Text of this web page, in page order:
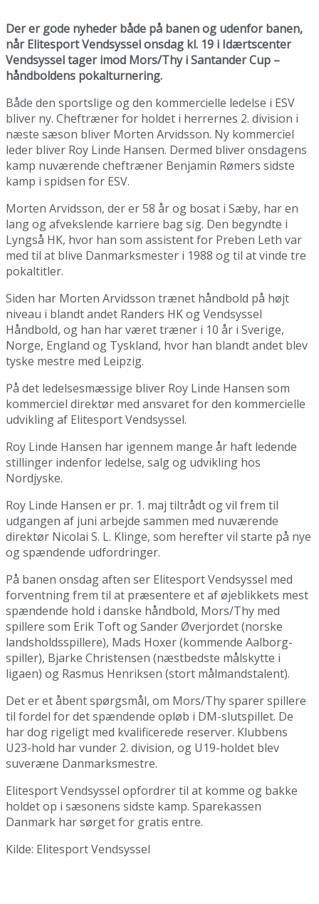
Der er gode nyheder både på banen og udenfor banen,
når Elitesport Vendsyssel onsdag kl. 19 i Idærtscenter
Vendsyssel tager imod Mors/Thy i Santander Cup –
håndboldens pokalturnering.
Både den sportslige og den kommercielle ledelse i ESV
bliver ny. Cheftræner for holdet i herrernes 2. division i
næste sæson bliver Morten Arvidsson. Ny kommerciel
leder bliver Roy Linde Hansen. Dermed bliver onsdagens
kamp nuværende cheftræner Benjamin Rømers sidste
kamp i spidsen for ESV.
Morten Arvidsson, der er 58 år og bosat i Sæby, har en
lang og afvekslende karriere bag sig. Den begyndte i
Lyngså HK, hvor han som assistent for Preben Leth var
med til at blive Danmarksmester i 1988 og til at vinde tre
pokaltitler.
Siden har Morten Arvidsson trænet håndbold på højt
niveau i blandt andet Randers HK og Vendsyssel
Håndbold, og han har været træner i 10 år i Sverige,
Norge, England og Tyskland, hvor han blandt andet blev
tyske mestre med Leipzig.
På det ledelsesmæssige bliver Roy Linde Hansen som
kommerciel direktør med ansvaret for den kommercielle
udvikling af Elitesport Vendsyssel.
Roy Linde Hansen har igennem mange år haft ledende
stillinger indenfor ledelse, salg og udvikling hos
Nordjyske.
Roy Linde Hansen er pr. 1. maj tiltrådt og vil frem til
udgangen af juni arbejde sammen med nuværende
direktør Nicolai S. L. Klinge, som herefter vil starte på nye
og spændende udfordringer.
På banen onsdag aften ser Elitesport Vendsyssel med
forventning frem til at præsentere et af øjeblikkets mest
spændende hold i danske håndbold, Mors/Thy med
spillere som Erik Toft og Sander Øverjordet (norske
landsholdsspillere), Mads Hoxer (kommende Aalborg-
spiller), Bjarke Christensen (næstbedste målskytte i
ligaen) og Rasmus Henriksen (stort målmandstalent).
Det er et åbent spørgsmål, om Mors/Thy sparer spillere
til fordel for det spændende opløb i DM-slutspillet. De
har dog rigeligt med kvalificerede reserver. Klubbens
U23-hold har vunder 2. division, og U19-holdet blev
suveræne Danmarksmestre.
Elitesport Vendsyssel opfordrer til at komme og bakke
holdet op i sæsonens sidste kamp. Sparekassen
Danmark har sørget for gratis entre.
Kilde: Elitesport Vendsyssel